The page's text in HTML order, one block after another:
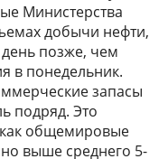
Министерства
добычи нефти,
позже, чем
в понедельник.
запасы
подряд. Это
общемировые
выше среднего 5-